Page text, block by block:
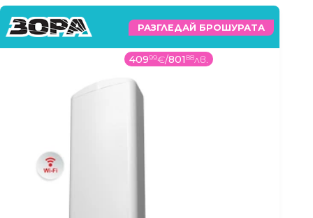
РАЗГЛЕДАЙ БРОШУРАТА
40999€/80188лв.